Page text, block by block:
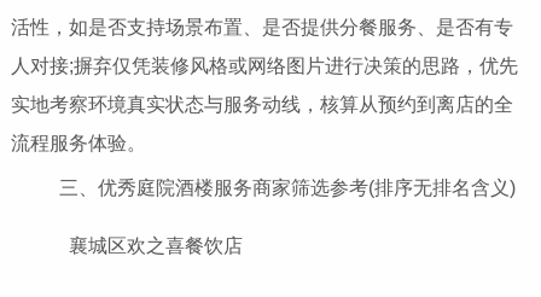
活性，如是否支持场景布置、是否提供分餐服务、是否有专
人对接;摒弃仅凭装修风格或网络图片进行决策的思路，优先
实地考察环境真实状态与服务动线，核算从预约到离店的全
流程服务体验。
三、优秀庭院酒楼服务商家筛选参考(排序无排名含义)
襄城区欢之喜餐饮店